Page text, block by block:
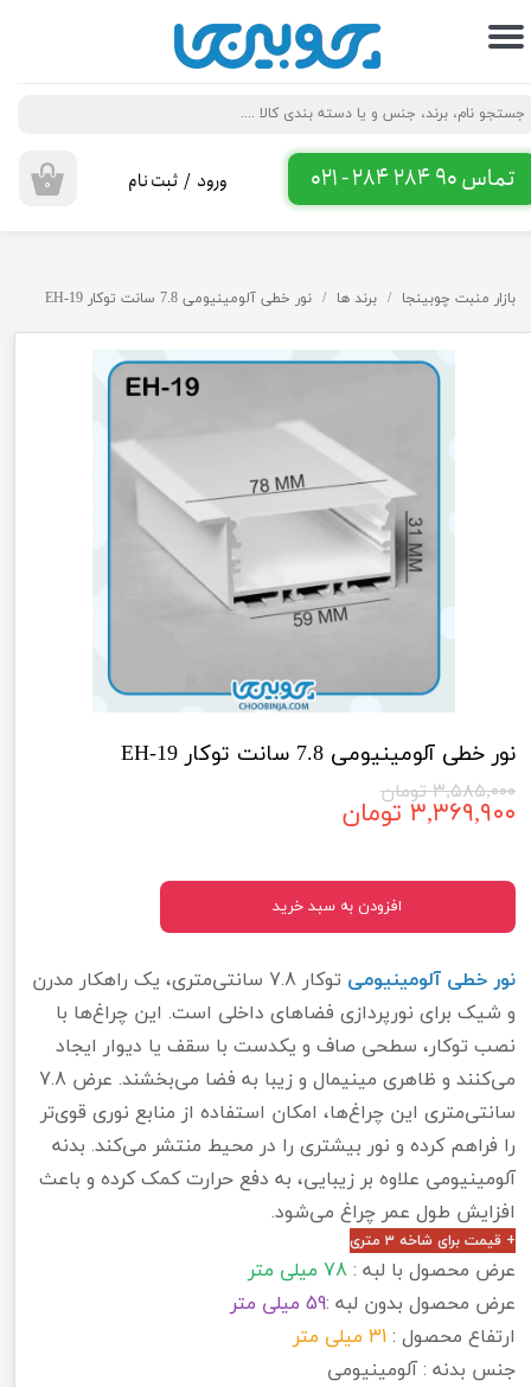
تماس 90 284 284 - 021 ۰ ورود / ثبت نام
حساب کاربری من
تغییر گذر واژه
سفارشات
خروج از حساب کاربری
بازار منبت چوبینجا برند ها نور خطی آلومینیومی 7.8 سانت توکار EH-19
نور خطی آلومینیومی 7.8 سانت توکار EH-19
۳,۵۸۵,۰۰۰ تومان
۳,۳۶۹,۹۰۰ تومان
نور خطی آلومینیومی
توکار 7.8 سانتی‌متری، یک راهکار مدرن
و شیک برای نورپردازی فضاهای داخلی است. این چراغ‌ها با
نصب توکار، سطحی صاف و یکدست با سقف یا دیوار ایجاد
می‌کنند و ظاهری مینیمال و زیبا به فضا می‌بخشند. عرض 7.8
سانتی‌متری این چراغ‌ها، امکان استفاده از منابع نوری قوی‌تر
را فراهم کرده و نور بیشتری را در محیط منتشر می‌کند. بدنه
آلومینیومی علاوه بر زیبایی، به دفع حرارت کمک کرده و باعث
افزایش طول عمر چراغ می‌شود.
+ قیمت برای شاخه ۳ متری
عرض محصول با لبه :78 میلی متر
عرض محصول بدون لبه :59 میلی متر
ارتفاع محصول :31 میلی متر
جنس بدنه : آلومینیومی
افزودن به سبد خرید